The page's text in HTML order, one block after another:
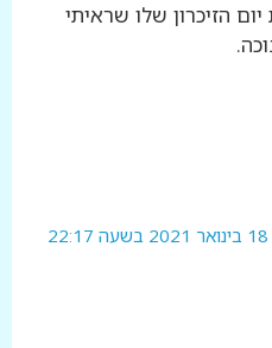
הזיכרון שלו שראיתי
18 בינואר 2021 בשעה 22:17